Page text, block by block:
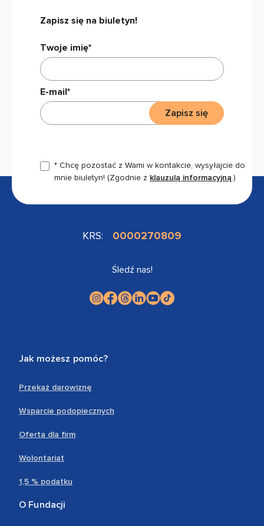
Zapisz się na biuletyn!
Twoje imię*
E-mail*
* Chcę pozostać z Wami w kontakcie, wysyłajcie do
mnie biuletyn! (Zgodnie z klauzulą informacyjną.)
Zapisz się
KRS: 0000270809
Śledź nas!
Jak możesz pomóc?
Przekaż darowiznę
Wsparcie podopiecznych
Oferta dla firm
Wolontariat
1,5 % podatku
O Fundacji